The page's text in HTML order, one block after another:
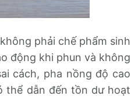
phải chế phẩm sinh
động khi phun và không
cách, pha nồng độ cao
thể dẫn đến tồn dư hoạt